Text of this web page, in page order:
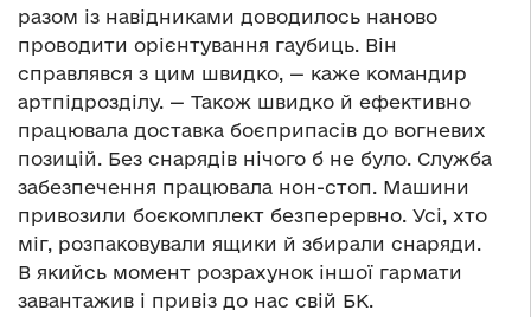
разом із навідниками доводилось наново
проводити орієнтування гаубиць. Він
справлявся з цим швидко, — каже командир
артпідрозділу. — Також швидко й ефективно
працювала доставка боєприпасів до вогневих
позицій. Без снарядів нічого б не було. Служба
забезпечення працювала нон-стоп. Машини
привозили боєкомплект безперервно. Усі, хто
міг, розпаковували ящики й збирали снаряди.
В якийсь момент розрахунок іншої гармати
завантажив і привіз до нас свій БК.